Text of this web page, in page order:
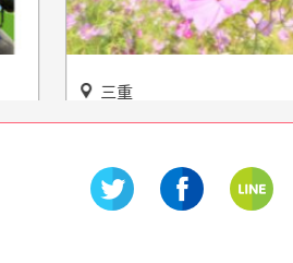
三重
花に包まれる至福のひと時を
施設情報、アクセスをご紹介